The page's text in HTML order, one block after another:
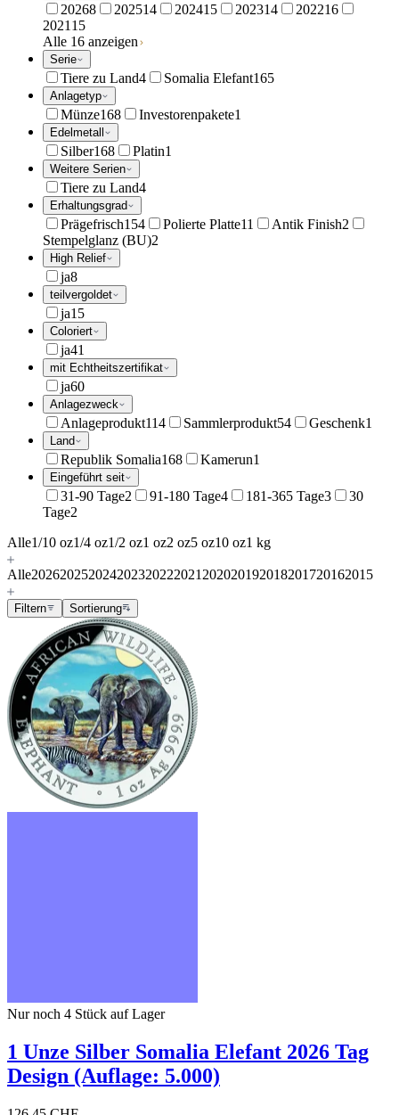
20268 202514 202415 202314 202216
2021 15
Alle 16 anzeigen
Serie
Tiere zu Land4 Somalia Elefant165
Anlagetyp
Münze168 Investorenpakete1
Edelmetall
Silber168 Platin1
Weitere Serien
Tiere zu Land4
Erhaltungsgrad
Prägefrisch154 Polierte Platte11 Antik Finish2
Stempelglanz (BU)2
High Relief
ja8
teilvergoldet
ja15
Coloriert
ja41
mit Echtheitszertifikat
ja60
Anlagezweck
Anlageprodukt114 Sammlerprodukt54 Geschenk1
Land
Republik Somalia168 Kamerun1
Eingeführt seit
31-90 Tage2 91-180 Tage4 181-365 Tage3
30
Tage2
Alle1/10 oz1/4 oz1/2 oz1 oz2 oz5 oz10 oz1 kg
Alle202620252024202320222021 202020192018201720162015
Filtern Sortierung
Nur noch 4 Stück auf Lager
1 Unze Silber Somalia Elefant 2026 Tag
Design (Auflage: 5.000)